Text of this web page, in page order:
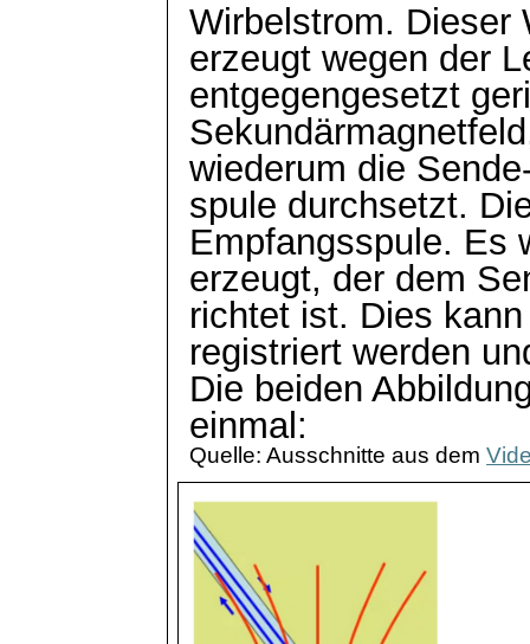
Wirbelstrom. Dieser
erzeugt wegen der
entgegengesetzt
wiederum die
spule durchsetzt.
Empfangsspule. Es
erzeugt, der dem
richtet ist. Dies
registriert werden
Die beiden
einmal:
Quelle: Ausschnitte aus dem